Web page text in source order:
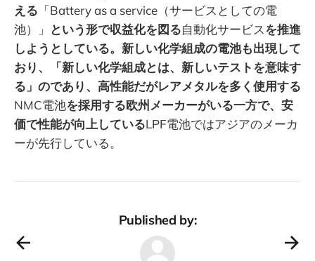
える 「Battery as a service（サービスとしての電
池）」
という形で収益化を図る自動化サービスを推進
しようとしている。新しい化学組成の電池も出現して
おり、「新しい化学組成とは、新しいテストを意味す
る」のであり、高性能だがレアメタルを多く使用する
NMC電池を採用する欧州メーカーがいる一方で、安
価で性能が向上しているLPF電池ではアジアのメーカ
ーが先行している。
Published by: